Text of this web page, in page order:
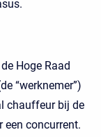
Hoge Raad
“werknemer”)
chauffeur bij de
een concurrent.